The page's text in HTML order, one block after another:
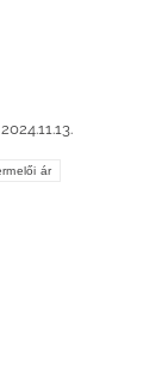
2024.11.13.
ár